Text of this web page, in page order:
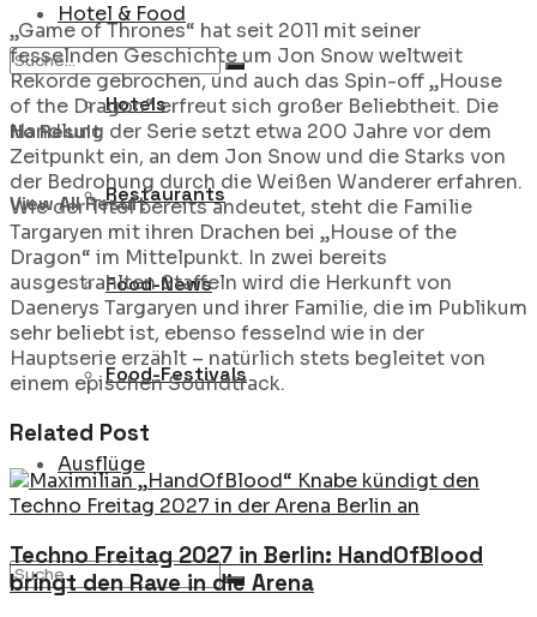
Hotel & Food
Hotels
Restaurants
Food-News
Food-Festivals
Ausflüge
No Result
View All Result
„Game of Thrones“ hat seit 2011 mit seiner
fesselnden Geschichte um Jon Snow weltweit
Rekorde gebrochen, und auch das Spin-off „House
of the Dragon“ erfreut sich großer Beliebtheit. Die
Handlung der Serie setzt etwa 200 Jahre vor dem
Zeitpunkt ein, an dem Jon Snow und die Starks von
der Bedrohung durch die Weißen Wanderer erfahren.
Wie der Titel bereits andeutet, steht die Familie
Targaryen mit ihren Drachen bei „House of the
Dragon“ im Mittelpunkt. In zwei bereits
ausgestrahlten Staffeln wird die Herkunft von
Daenerys Targaryen und ihrer Familie, die im Publikum
sehr beliebt ist, ebenso fesselnd wie in der
Hauptserie erzählt – natürlich stets begleitet von
einem epischen Soundtrack.
Related Post
Techno Freitag 2027 in Berlin: HandOfBlood
bringt den Rave in die Arena